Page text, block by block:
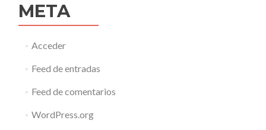
META
Acceder
Feed de entradas
Feed de comentarios
WordPress.org